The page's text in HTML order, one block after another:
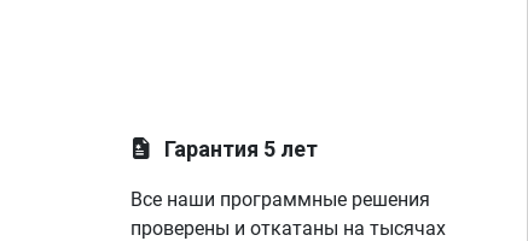
Гарантия 5 лет
Все наши программные решения
проверены и откатаны на тысячах